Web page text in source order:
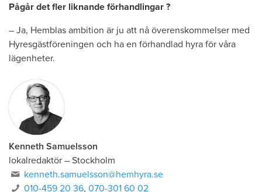
Pågår det fler liknande förhandlingar ?
– Ja, Hemblas ambition är ju att nå överenskommelser med
Hyresgästföreningen och ha en förhandlad hyra för våra
lägenheter.
Kenneth Samuelsson
lokalredaktör – Stockholm
kenneth.samuelsson@hemhyra.se
010-459 20 36,070-301 60 02